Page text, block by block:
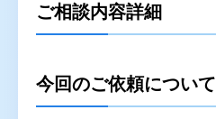
ご相談内容詳細
今回のご依頼について